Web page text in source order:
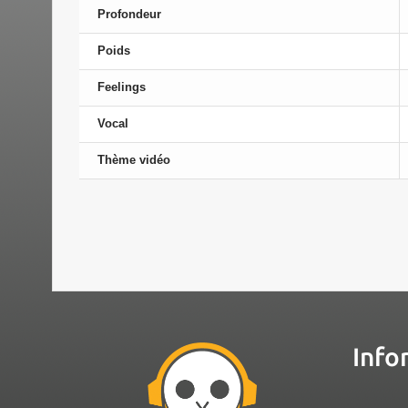
Profondeur
Poids
Feelings
Vocal
Thème vidéo